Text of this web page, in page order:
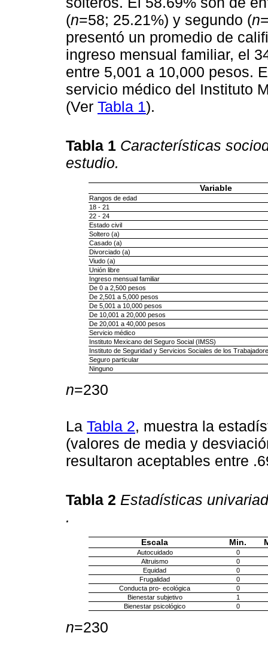
(n=58; 25.21%) y segundo (n
presentó un promedio de
ingreso mensual familiar, el
entre 5,001 a 10,000 pesos.
servicio médico del Instituto
(Ver Tabla 1).
Tabla 1 Características
estudio.
Variable
Rangos de edad
18 - 21
22 - 24
Estado civil
Soltero (a)
Casado (a)
Divorciado (a)
Viudo (a)
Unión libre
Ingreso mensual familiar
De 0 a 2,500 pesos
De 2,501 a 5,000 pesos
De 5,001 a 10,000 pesos
De 10,001 a 20,000 pesos
De 20,001 a 40,000 pesos
Servicio médico
Instituto Mexicano del Seguro Social (IMSS)
Instituto de Seguridad y Servicios Sociales de los
Seguro particular
Ninguno
n=230
La Tabla 2, muestra la
(valores de media y
resultaron aceptables entre
Tabla 2 Estadísticas
.
Escala Min.
Autocuidado
0
Altruismo
0
Equidad
0
Frugalidad
0
Conducta pro- ecológica
0
Bienestar subjetivo
1
Bienestar psicológico
0
n=230